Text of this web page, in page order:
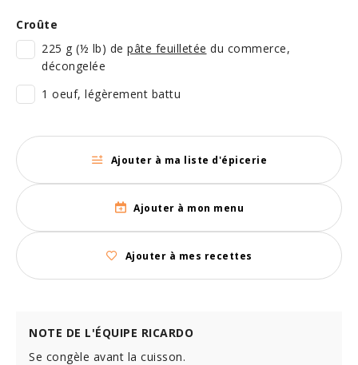
Croûte
225 g (½ lb) de pâte feuilletée du commerce,
décongelée
1 oeuf, légèrement battu
Ajouter à ma liste d'épicerie
Ajouter à mon menu
Ajouter à mes recettes
NOTE DE L'ÉQUIPE RICARDO
Se congèle avant la cuisson.